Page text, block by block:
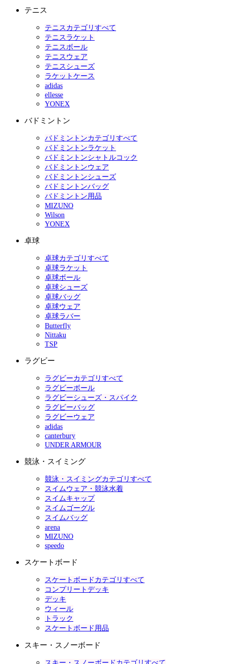
テニス
テニスカテゴリすべて
テニスラケット
テニスボール
テニスウェア
テニスシューズ
ラケットケース
adidas
ellesse
YONEX
バドミントン
バドミントンカテゴリすべて
バドミントンラケット
バドミントンシャトルコック
バドミントンウェア
バドミントンシューズ
バドミントンバッグ
バドミントン用品
MIZUNO
Wilson
YONEX
卓球
卓球カテゴリすべて
卓球ラケット
卓球ボール
卓球シューズ
卓球バッグ
卓球ウェア
卓球ラバー
Butterfly
Nittaku
TSP
ラグビー
ラグビーカテゴリすべて
ラグビーボール
ラグビーシューズ・スパイク
ラグビーバッグ
ラグビーウェア
adidas
canterbury
UNDER ARMOUR
競泳・スイミング
競泳・スイミングカテゴリすべて
スイムウェア・競泳水着
スイムキャップ
スイムゴーグル
スイムバッグ
arena
MIZUNO
speedo
スケートボード
スケートボードカテゴリすべて
コンプリートデッキ
デッキ
ウィール
トラック
スケートボード用品
スキー・スノーボード